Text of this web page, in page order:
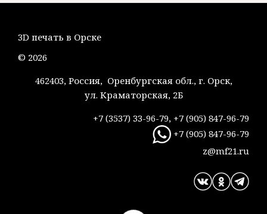
3D печать в Орске
© 2026
462403, Россия, Оренбургская обл., г. Орск,
ул. Краматорская, 2Б
+7 (3537) 33-96-79, +7 (905) 847-96-79
+7 (905) 847-96-79
z@mf21.ru